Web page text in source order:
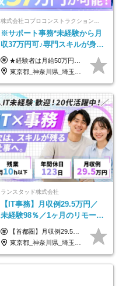
※サポート事務*未経験から月
収37万円可♪専門スキルが身に
付く！Web面接＆リモート研
修も充実♪/a
★経験者は月給50万円～90万円 【首都圏】 月給30万1230円〜 ⇒基本22万7000円+地域6万4230円+皆勤1万円 【群馬/栃木/茨城】 月給28万1090円〜 ⇒基本23万4000円+地域3万7090円+皆勤1万円 【大阪/京都/兵庫】 月給30万130円〜 ⇒基本23万5000円+地域5万5130円+皆勤1万円 【静岡/愛知/岐阜/三重】 月給28万5840円〜 ⇒基本23万円+地域4万5840円+皆勤1万円 【北海道】 月給25万2960円〜 ⇒基本22万4000円+地域1万8960円+皆勤1万円 【福岡/佐賀/長崎/大分/熊本】 月給25万800円〜 ⇒基本21万8000円+地域2万2800円+皆勤1万円 【宮城/山形/福島】 月給25万580円〜 ⇒基本21万8000円+地域2万2580円+皆勤1万円 【広島/岡山/山口】 月給27万1090円〜 ⇒基本23万4000円+地域2万7090円+皆勤1万円 ※残業代は1分単位で全額支給（みなし残業制度なし） ※上記給与は最低支給額です。経験・能力に応じて決定致します ※試用期間1ヶ月、最大6ヶ月まで延長する可能性あり(条件変更なし) ※今期より新賃金体系へ移行しました。詳細は面接時にご説明します
東京都_神奈川県_埼玉県_大阪府_愛知県_北海道_宮城県_広島県_福岡県
ランスタッド株式会社
【IT事務】月収例29.5万円／
未経験98％／1ヶ月のリモート
研修／既卒・第二新卒歓迎／
年間休日123日/OW
【首都圏】月収例29.5万円（月給26万円＋諸手当） 【東海・関西】月収例28.5万円（月給25万円＋諸手当） 【九州】月収例26万円（月給23万円＋諸手当） ※経験・スキル・前職給与を踏まえ、総合的に判断して決定します。 例：首都圏 月収例31万円（月給27万円＋諸手当） ◆各種手当 ・通勤手当（上限4万円まで） ・残業代手当（1分単位で全額支給） ※固定残業代制は採用しておりません ・資格取得支援 ◆昇給：年1回 ◆補足 ・研修中1ヶ月間は、時給1670円となります。 ・試用期間6ヶ月あり。その間の待遇に変更はありません。 ※詳細は面接時にご案内します。
東京都_神奈川県_埼玉県_千葉県_大阪府_愛知県_兵庫県_京都府_福岡県